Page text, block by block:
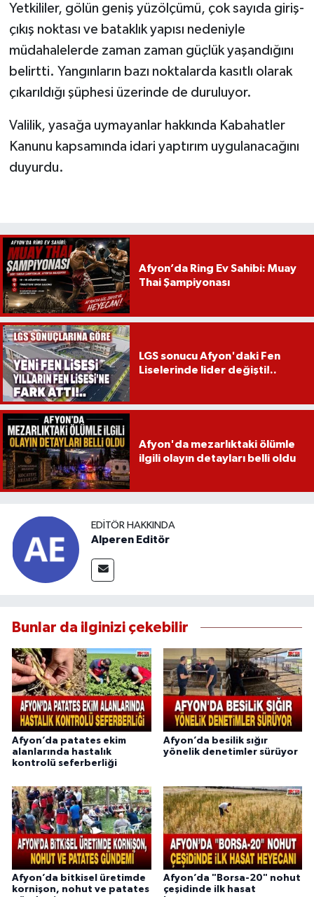
Yetkililer, gölün geniş yüzölçümü, çok sayıda giriş-
çıkış noktası ve bataklık yapısı nedeniyle
müdahalelerde zaman zaman güçlük yaşandığını
belirtti. Yangınların bazı noktalarda kasıtlı olarak
çıkarıldığı şüphesi üzerinde de duruluyor.
Valilik, yasağa uymayanlar hakkında Kabahatler
Kanunu kapsamında idari yaptırım uygulanacağını
duyurdu.
Afyon’da Ring Ev Sahibi: Muay
Thai Şampiyonası
LGS sonucu Afyon'daki Fen
Liselerinde lider değişti!..
Afyon'da mezarlıktaki ölümle
ilgili olayın detayları belli oldu
EDITÖR HAKKINDA
Alperen Editör
Bunlar da ilginizi çekebilir
Afyon’da patates ekim
alanlarında hastalık
kontrolü seferberliği
Afyon’da besilik sığır
yönelik denetimler sürüyor
Afyon’da bitkisel üretimde
kornişon, nohut ve patates
Afyon’da "Borsa-20" nohut
çeşidinde ilk hasat